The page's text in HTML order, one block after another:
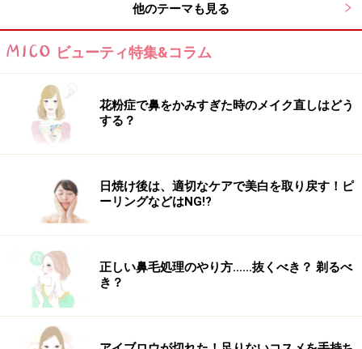
他のテーマも見る
ビューティ特集&コラム
花粉症で鼻をかみすぎた時のメイク直しはどう
する？
日焼け後は、適切なケアで美白を取り戻す！ピ
ーリングなどはNG!?
正しい鼻毛処理のやり方……抜くべき？ 剃るべ
き？